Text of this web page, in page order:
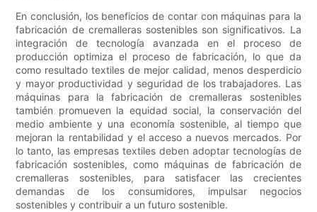
En conclusión, los beneficios de contar con máquinas para la
fabricación de cremalleras sostenibles son significativos. La
integración de tecnología avanzada en el proceso de
producción optimiza el proceso de fabricación, lo que da
como resultado textiles de mejor calidad, menos desperdicio
y mayor productividad y seguridad de los trabajadores. Las
máquinas para la fabricación de cremalleras sostenibles
también promueven la equidad social, la conservación del
medio ambiente y una economía sostenible, al tiempo que
mejoran la rentabilidad y el acceso a nuevos mercados. Por
lo tanto, las empresas textiles deben adoptar tecnologías de
fabricación sostenibles, como máquinas de fabricación de
cremalleras sostenibles, para satisfacer las crecientes
demandas de los consumidores, impulsar negocios
sostenibles y contribuir a un futuro sostenible.